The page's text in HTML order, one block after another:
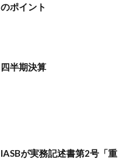
のポイント
四半期決算
IASBが実務記述書第2号「重